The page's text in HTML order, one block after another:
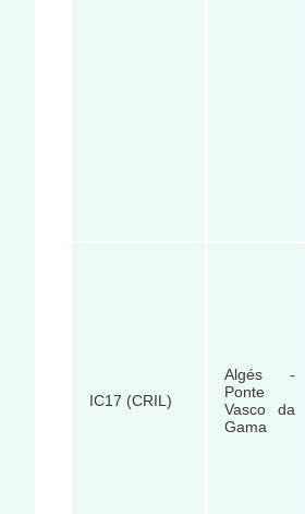
IC17 (CRIL)
Algés -
Ponte
Vasco da
Gama